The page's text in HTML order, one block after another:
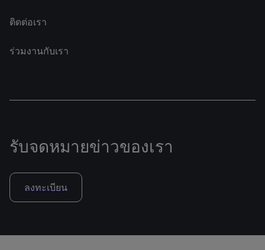
ติดต่อเรา
ร่วมงานกับเรา
รับจดหมายข่าวของเรา
ลงทะเบียน